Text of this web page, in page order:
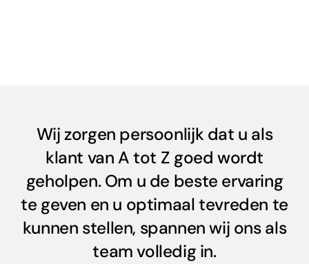
Wij zorgen persoonlijk dat u als
klant van A tot Z goed wordt
geholpen. Om u de beste ervaring
te geven en u optimaal tevreden te
kunnen stellen, spannen wij ons als
team volledig in.